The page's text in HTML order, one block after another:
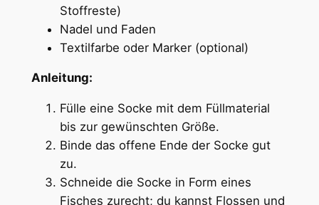
Stoffreste)
Nadel und Faden
Textilfarbe oder Marker (optional)
Anleitung:
Fülle eine Socke mit dem Füllmaterial
bis zur gewünschten Größe.
Binde das offene Ende der Socke gut
zu.
Schneide die Socke in Form eines
Fisches zurecht; du kannst Flossen und